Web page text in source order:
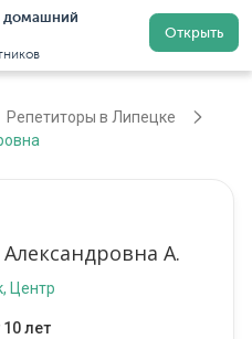
домашний
Открыть
Регистрация
Репетиторы в Липецке
А.
Центр
10 лет